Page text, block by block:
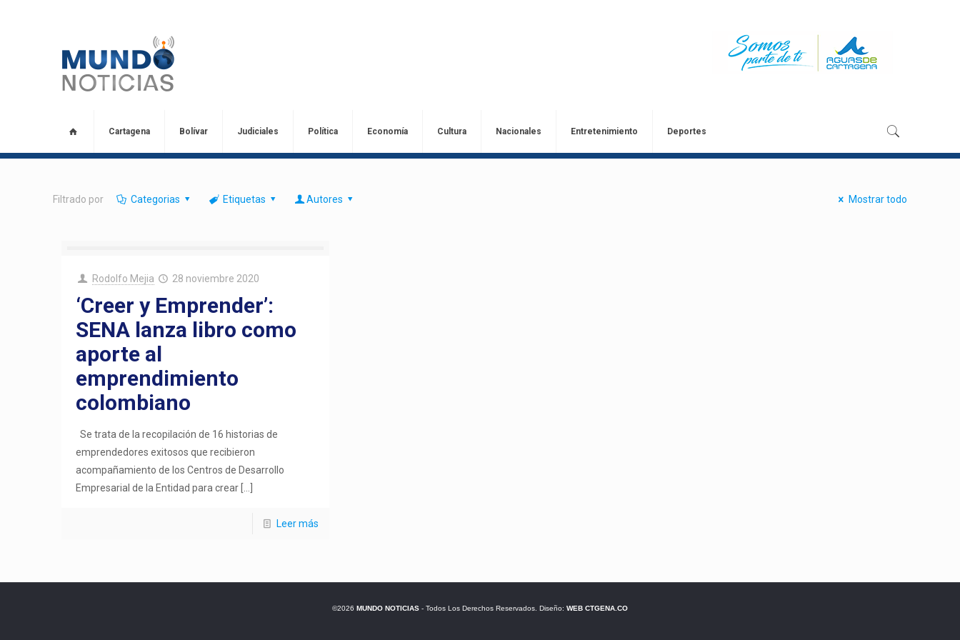
Cartagena Bolívar Judiciales Política Economía Cultura Nacionales Entretenimiento Deportes
Filtrado por Categorias Etiquetas Autores Mostrar todo
Rodolfo Mejia 28 noviembre 2020
‘Creer y Emprender’:
SENA lanza libro como
aporte al
emprendimiento
colombiano
Se trata de la recopilación de 16 historias de
emprendedores exitosos que recibieron
acompañamiento de los Centros de Desarrollo
Empresarial de la Entidad para crear
Leer más
©2026 MUNDO NOTICIAS- Todos Los Derechos Reservados. Diseño: WEB CTGENA.CO